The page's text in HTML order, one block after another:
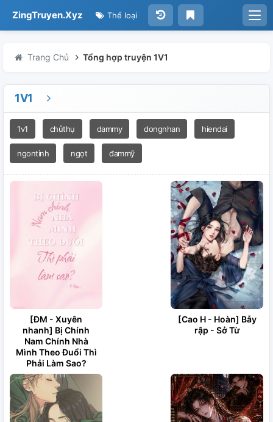
ZingTruyen.Xyz Thể loại
Trang Chủ Tổng hợp truyện 1V1
1V1
1v1 chủthụ dammy dongnhan hiendai
ngontinh ngọt đammỹ
[ĐM - Xuyên
nhanh] Bị Chính
Nam Chính Nhà
Mình Theo Đuổi Thì
Phải Làm Sao?
[Cao H - Hoàn] Bẫy
rập - Sở Từ